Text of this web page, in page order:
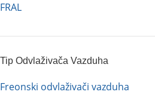
FRAL
Tip Odvlaživača Vazduha
Freonski odvlaživači vazduha